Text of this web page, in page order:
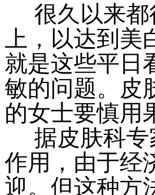
很久以来都
上，以达到
就是这些平日
敏的问题。皮
的女士要慎用
据皮肤科专
作用，由于经
迎。但这种方